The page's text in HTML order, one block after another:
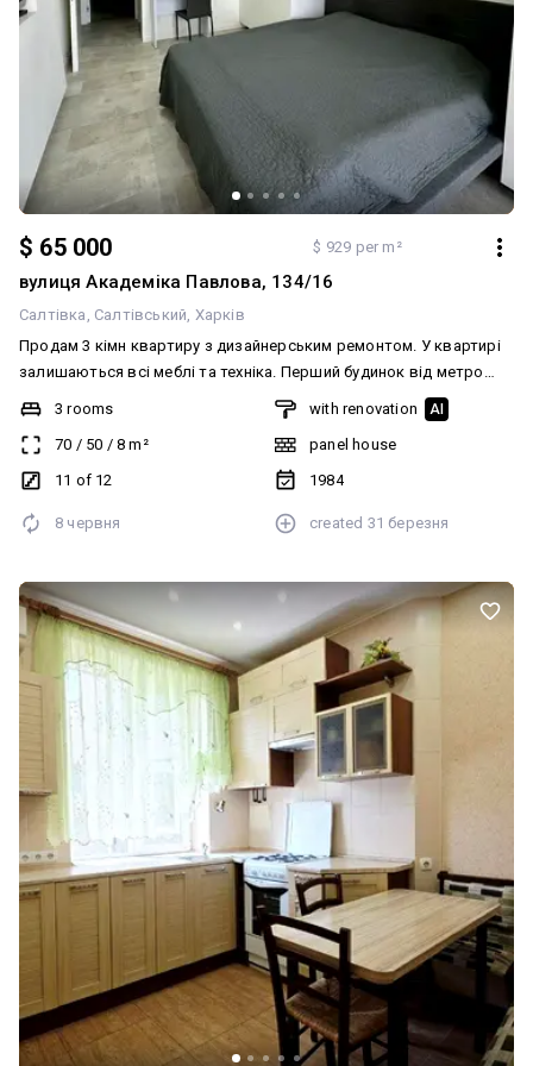
$ 65 000 $ 929 per m²
вулиця Академіка Павлова, 134/16
Салтівка Салтівський Харків
Продам 3 кімн квартиру з дизайнерським ремонтом. У квартирі
залишаються всі меблі та техніка. Перший будинок від метро
Студентська, до входу в метро від підїзду 30 метрів! Біля будинку
є вся необхідна інфраструктура: ринок, супермаркети, аптеки,
магазини, салони краси, банки, Нова пошта, школи, садки,
зупинки транспорту. Ліфт працює навіть при ввимкненні світла
зручний для Вас час. Телефонуйте!
3 rooms
70 / 50 / 8 m²
11 of 12
with renovation AI
panel house
1984
8 червня created 31 березня